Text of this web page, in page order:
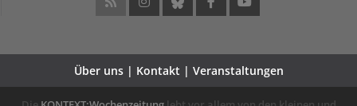
Über uns | Kontakt | Veranstaltungen